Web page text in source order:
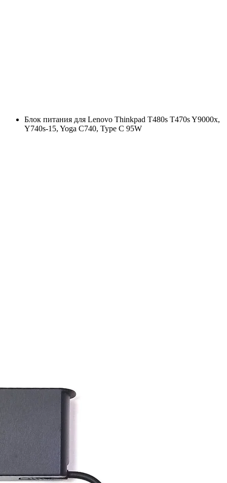
Блок питания для Lenovo Thinkpad T480s T470s Y9000x,
Y740s-15, Yoga C740, Type C 95W